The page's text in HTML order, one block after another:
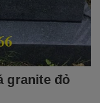
granite đỏ